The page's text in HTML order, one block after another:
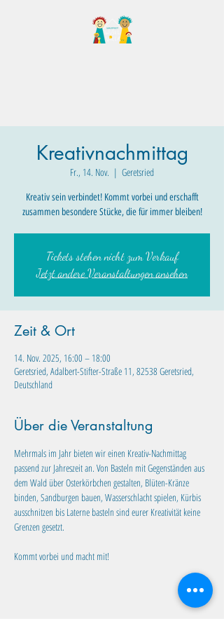
Kreativnachmittag
Fr., 14. Nov.
  |
Geretsried
Kreativ sein verbindet! Kommt vorbei und erschafft
zusammen besondere Stücke, die für immer bleiben!
Tickets stehen nicht zum Verkauf
Jetzt andere Veranstaltungen ansehen
Zeit & Ort
14. Nov. 2025, 16:00 – 18:00
Geretsried, Adalbert-Stifter-Straße 11, 82538 Geretsried,
Deutschland
Über die Veranstaltung
Mehrmals im Jahr bieten wir einen Kreativ-Nachmittag
passend zur Jahreszeit an. Von Basteln mit Gegenständen aus
dem Wald über Osterkörbchen gestalten, Blüten-Kränze
binden, Sandburgen bauen, Wasserschlacht spielen, Kürbis
ausschnitzen bis Laterne basteln sind eurer Kreativität keine
Grenzen gesetzt.
Kommt vorbei und macht mit!